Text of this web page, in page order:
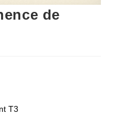
de
T3